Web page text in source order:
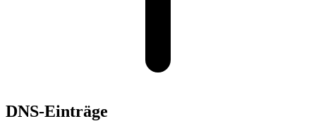
DNS-Einträge